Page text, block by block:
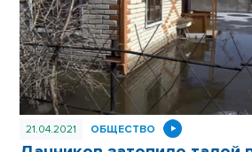
21.04.2021 ОБЩЕСТВО